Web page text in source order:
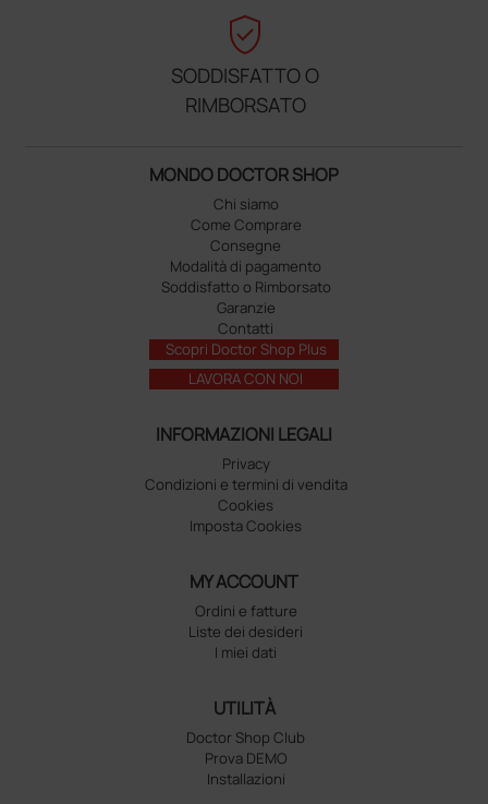
verified_user
SODDISFATTO O
RIMBORSATO
MONDO DOCTOR SHOP
Chi siamo
Come Comprare
Consegne
Modalità di pagamento
Soddisfatto o Rimborsato
Garanzie
Contatti
Scopri Doctor Shop Plus
LAVORA CON NOI
INFORMAZIONI LEGALI
Privacy
Condizioni e termini di vendita
Cookies
Imposta Cookies
MY ACCOUNT
Ordini e fatture
Liste dei desideri
I miei dati
UTILITÀ
Doctor Shop Club
Prova DEMO
Installazioni